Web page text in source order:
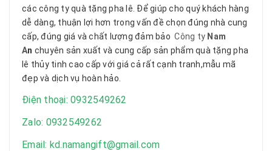
các công ty quà tặng pha lê. Để giúp cho quý khách hàng
dễ dàng, thuận lợi hơn trong vấn đề chọn đúng nhà cung
cấp, đúng giá và chất lượng đảm bảoCông ty Nam
An chuyên sản xuất và cung cấp sản phẩm quà tặng pha
lê thủy tinh cao cấp với giá cả rất cạnh tranh,mẫu mã
đẹp và dịch vụ hoàn hảo.
Điện thoại: 0932549262
Zalo: 0932549262
Email: kd.namangift@gmail.com